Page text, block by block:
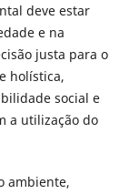
deve estar
e na
justa para o
holística,
social e
a utilização do
ambiente,